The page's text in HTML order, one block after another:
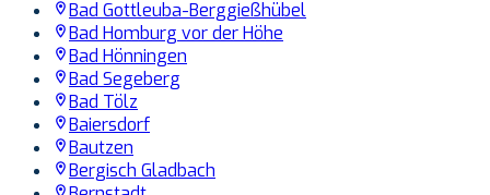
Bad Gottleuba-Berggießhübel
Bad Homburg vor der Höhe
Bad Hönningen
Bad Segeberg
Bad Tölz
Baiersdorf
Bautzen
Bergisch Gladbach